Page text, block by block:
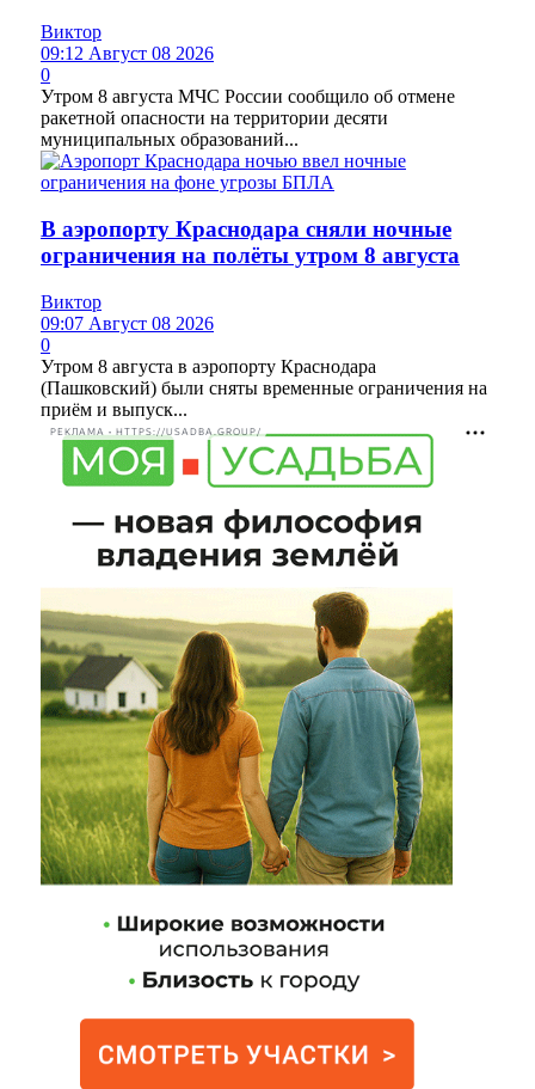
Виктор
09:12 Август 08 2026
0
Утром 8 августа МЧС России сообщило об отмене
ракетной опасности на территории десяти
муниципальных образований...
В аэропорту Краснодара сняли ночные
ограничения на полёты утром 8 августа
Виктор
09:07 Август 08 2026
0
Утром 8 августа в аэропорту Краснодара
(Пашковский) были сняты временные ограничения на
приём и выпуск...
РЕКЛАМА • HTTPS://USADBA.GROUP/